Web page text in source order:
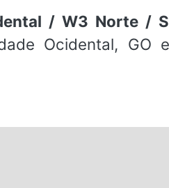
/ W3 Norte /
Ocidental, GO